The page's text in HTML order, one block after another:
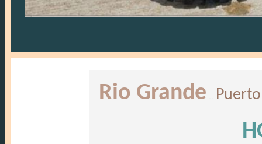
Rio Grande